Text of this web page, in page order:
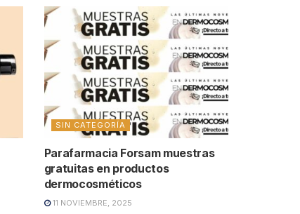
SIN CATEGORÍA
Parafarmacia Forsam muestras
gratuitas en productos
dermocosméticos
11 NOVIEMBRE, 2025